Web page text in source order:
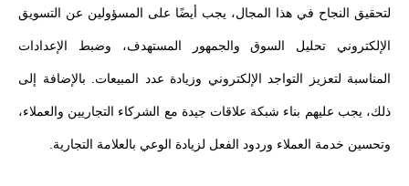
لتحقيق النجاح في هذا المجال، يجب أيضًا على المسؤولين عن التسويق
الإلكتروني تحليل السوق والجمهور المستهدف، وضبط الإعدادات
المناسبة لتعزيز التواجد الإلكتروني وزيادة عدد المبيعات. بالإضافة إلى
ذلك، يجب عليهم بناء شبكة علاقات جيدة مع الشركاء التجاريين والعملاء،
وتحسين خدمة العملاء وردود الفعل لزيادة الوعي بالعلامة التجارية.